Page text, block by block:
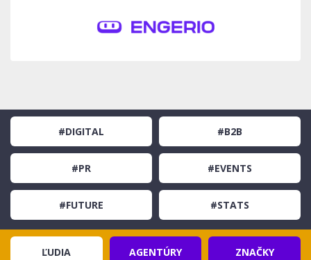
#DIGITAL #B2B
#PR #EVENTS
#FUTURE #STATS
ĽUDIA AGENTÚRY ZNAČKY